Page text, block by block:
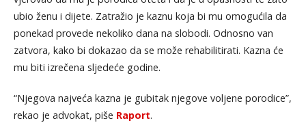
ubio ženu i dijete. Zatražio je kaznu koja bi mu omogućila da
ponekad provede nekoliko dana na slobodi. Odnosno van
zatvora, kako bi dokazao da se može rehabilitirati. Kazna će
mu biti izrečena sljedeće godine.
“Njegova najveća kazna je gubitak njegove voljene porodice”,
rekao je advokat, piše Raport.